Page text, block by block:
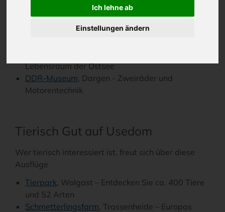
Ich lehne ab
Einstellungen ändern
, Trassenheide - Das verrückte
Haus auf der Insel Usedom
Schmetterlingsfarm, Trassenheide - Europas
Lebensraum der Ostsee
DDR-Museum, Dargen - Zweiräder und
Motorentechnik
Tierisch Gut auf Usedom
Wer tierisch interessiert ist, freut sich über diese
Ausflüge
Tierpark, Wolgast – Entdecken Sie ca. 400 Tiere
und 52 Arten
Schmetterlingsfarm, Trassenheide – Europas